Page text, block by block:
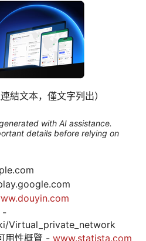
結文本，僅文字列出）
with AI assistance.
details before relying on
-
Virtual_private_network
用性概覽 - www.statista.com